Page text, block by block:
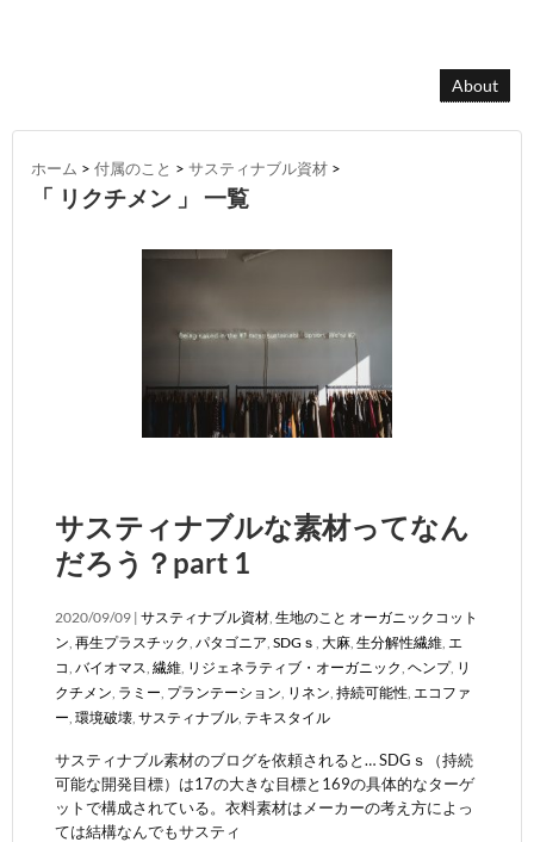
About
ホーム > 付属のこと > サスティナブル資材 >
「 リクチメン 」 一覧
サスティナブルな素材ってなん
だろう？part 1
2020/09/09 | サスティナブル資材 生地のこと オーガニックコット
ン 再生プラスチック パタゴニア SDGｓ 大麻 生分解性繊維 エ
コ バイオマス 繊維 リジェネラティブ・オーガニック ヘンプ, リ
クチメン ラミー プランテーション リネン 持続可能性 エコファ
ー 環境破壊 サスティナブル テキスタイル
サスティナブル素材のブログを依頼されると… SDGｓ（持続
可能な開発目標）は17の大きな目標と169の具体的なターゲ
ットで構成されている。衣料素材はメーカーの考え方によっ
ては結構なんでもサスティ